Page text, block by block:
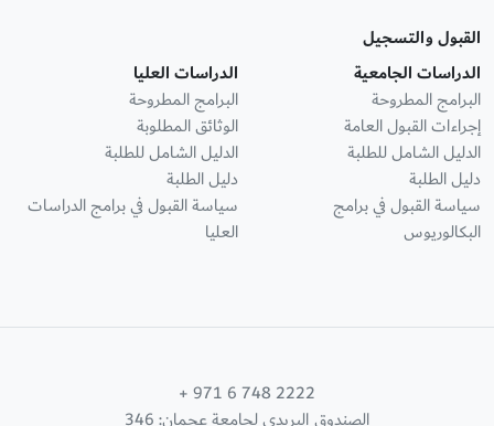
القبول والتسجيل
الدراسات الجامعية
البرامج المطروحة
إجراءات القبول العامة
الدليل الشامل للطلبة
دليل الطلبة
سياسة القبول في برامج
البكالوريوس
الدراسات العليا
البرامج المطروحة
الوثائق المطلوبة
الدليل الشامل للطلبة
دليل الطلبة
سياسة القبول في برامج الدراسات
العليا
+ 971 6 748 2222
الصندوق البريدي لجامعة عجمان: 346